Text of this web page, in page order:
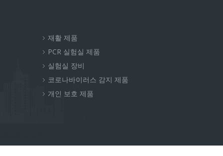
재활 제품
PCR 실험실 제품
실험실 장비
코로나바이러스 감지 제품
개인 보호 제품